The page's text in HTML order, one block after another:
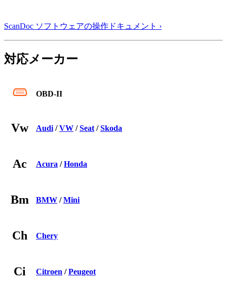
ScanDoc ソフトウェアの操作ドキュメント ›
対応メーカー
OBD-II
Vw Audi /VW /Seat /Skoda
Ac Acura /Honda
Bm BMW /Mini
Ch Chery
Ci Citroen /Peugeot